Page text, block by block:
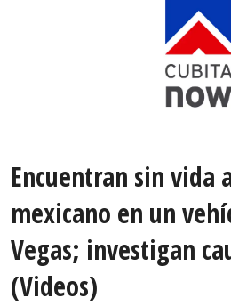
Encuentran sin vida
mexicano en un
Vegas; investigan
(Videos)